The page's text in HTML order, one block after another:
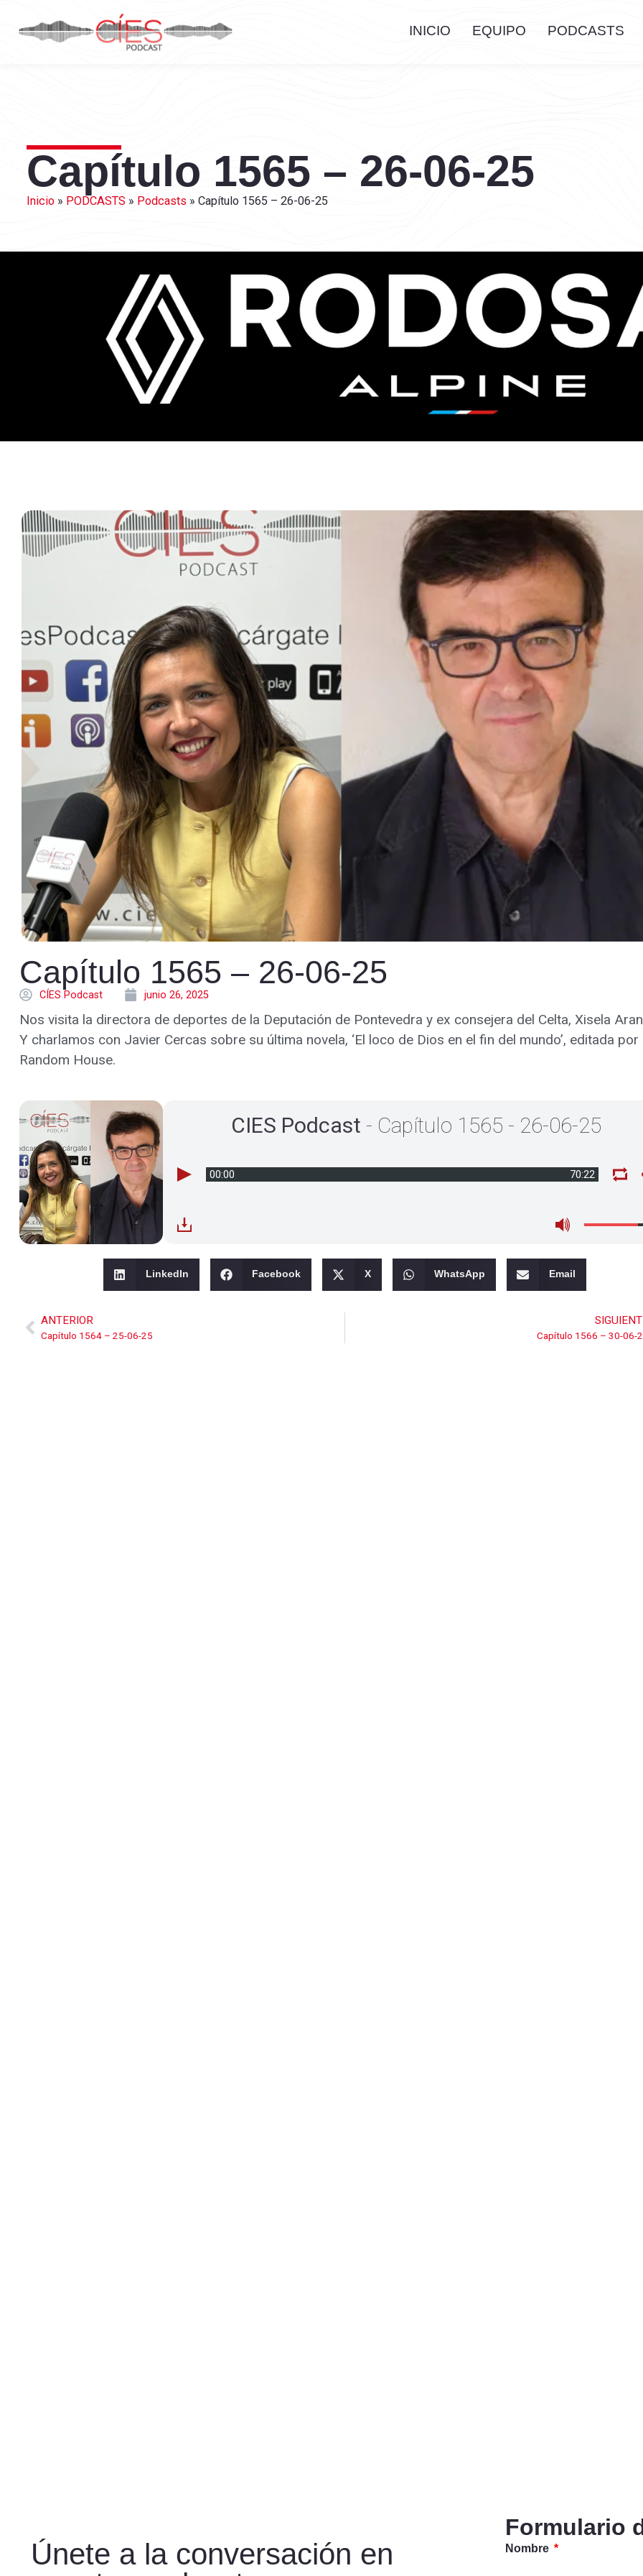
INICIO EQUIPO PODCASTS
Capítulo 1565 – 26-06-25
Inicio » PODCASTS » Podcasts » Capítulo 1565 – 26-06-25
Capítulo 1565 – 26-06-25
CÍES Podcast junio 26, 2025
Nos visita la directora de deportes de la Deputación de Pontevedra y ex consejera del Celta, Xisela
Y charlamos con Javier Cercas sobre su última novela, ‘El loco de Dios en el fin del mundo’, editada por
Random House.
CIES Podcast - Capítulo 1565 - 26-06-25
00:00 70:22
LinkedIn Facebook X WhatsApp Email
ANTERIOR
Capítulo 1564 – 25-06-25 Capítulo 1566 – 30-06-
Únete a la conversación en
Formulario
Nombre